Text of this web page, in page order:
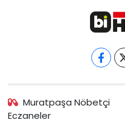
Muratpaşa Nöbetçi
Eczaneler